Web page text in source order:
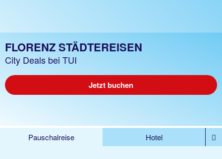
FLORENZ STÄDTEREISEN
City Deals bei TUI
Jetzt buchen
Pauschalreise
Hotel